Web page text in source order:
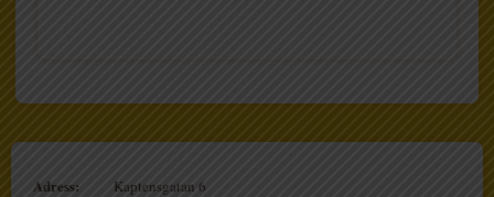
Adress: Kaptensgatan 6